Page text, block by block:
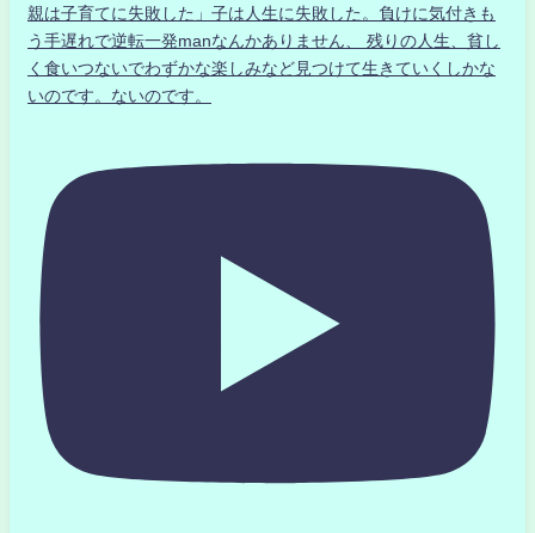
親は子育てに失敗した」子は人生に失敗した。負けに気付きも
う手遅れで逆転一発manなんかありません、 残りの人生、貧し
く食いつないでわずかな楽しみなど見つけて生きていくしかな
いのです。ないのです。